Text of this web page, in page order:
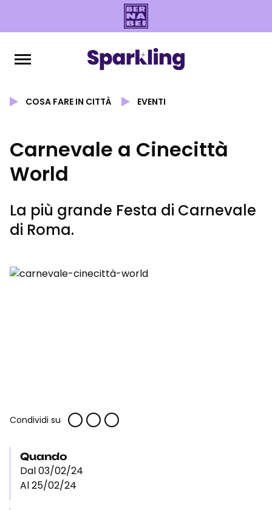
COSA FARE IN CITTÀ EVENTI
Carnevale a Cinecittà
World
La più grande Festa di Carnevale
di Roma.
Condividi su
Quando
Dal 03/02/24
Al 25/02/24